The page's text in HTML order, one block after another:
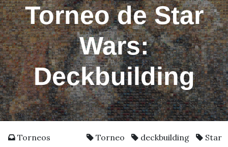
Torneo de Star
Wars:
Deckbuilding
Torneos Torneo deckbuilding
Star